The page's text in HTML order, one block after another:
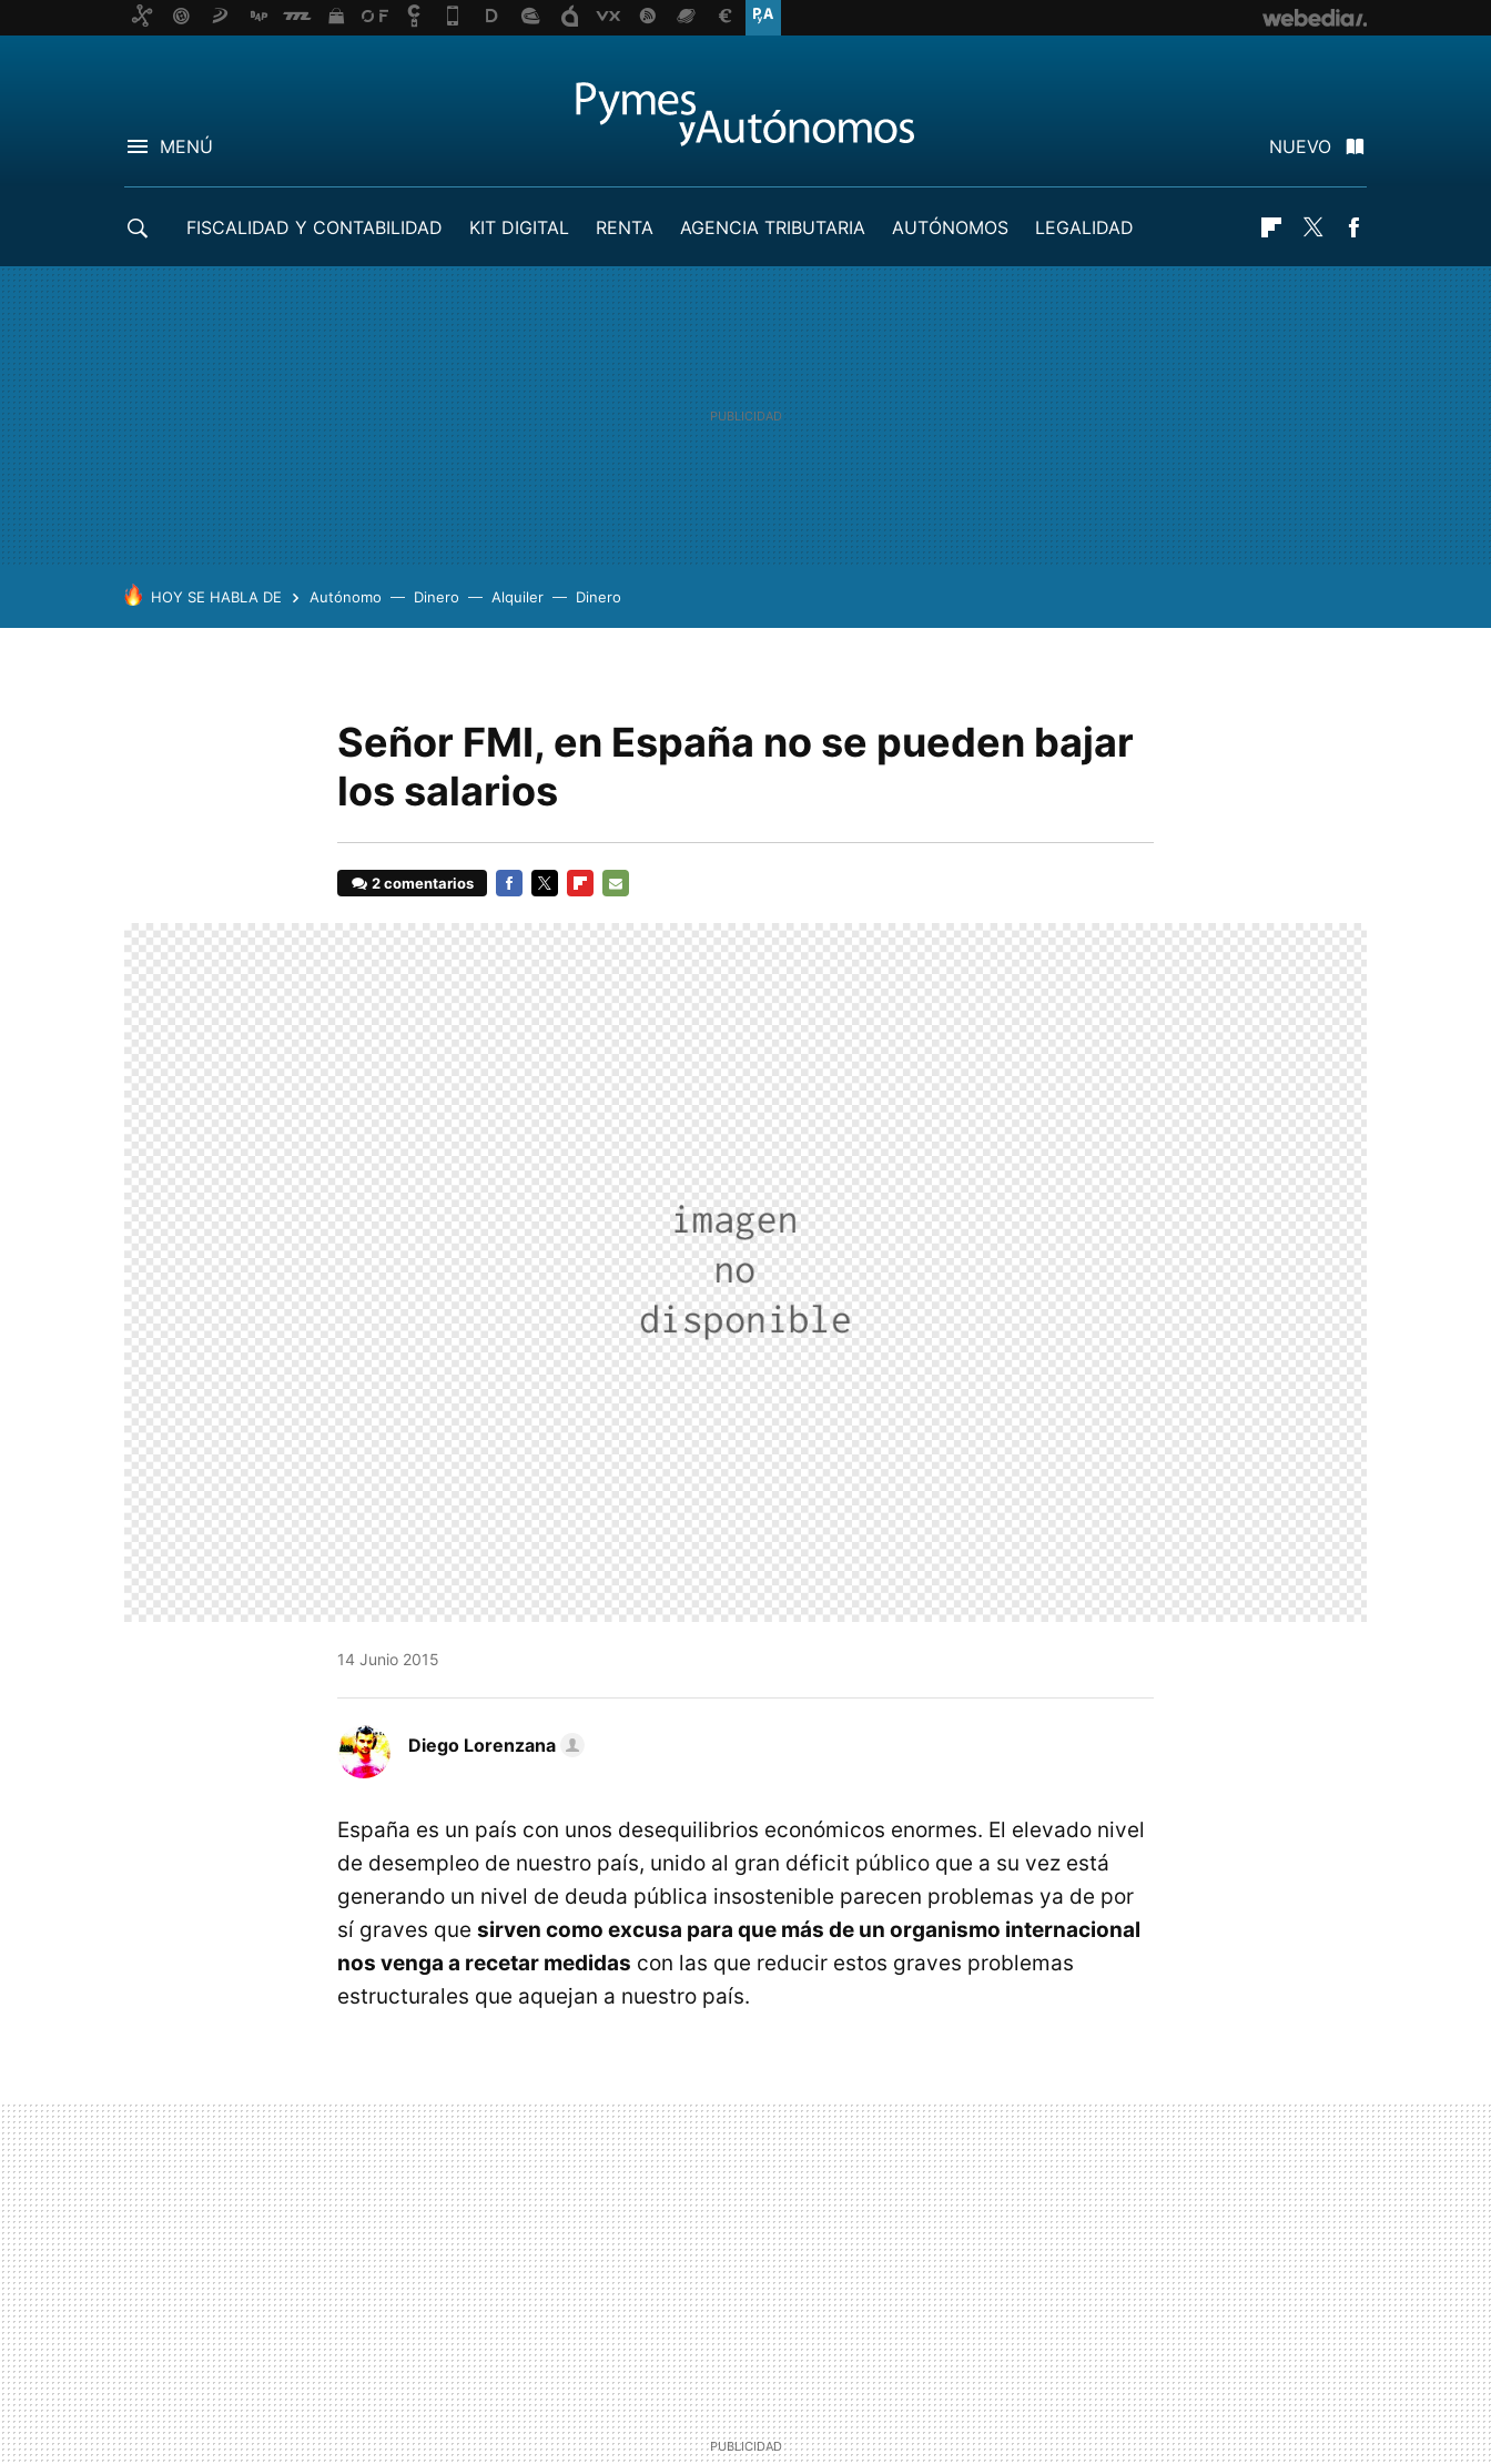
MENÚ NUEVO
FISCALIDAD Y CONTABILIDAD KIT DIGITAL RENTA AGENCIA TRIBUTARIA AUTÓNOMOS
LEGALIDAD
Flipboard
Twitter
HOY SE HABLA DE Autónomo Dinero Alquiler Dinero
Señor FMI, en España no se pueden bajar
los salarios
2 comentarios
MAIL
14 Junio 2015
Diego Lorenzana
España es un país con unos desequilibrios económicos enormes. El elevado nivel
de desempleo de nuestro país, unido al gran déficit público que a su vez está
generando un nivel de deuda pública insostenible parecen problemas ya de por
sí graves que sirven como excusa para que más de un organismo internacional
nos venga a recetar medidas con las que reducir estos graves problemas
estructurales que aquejan a nuestro país.